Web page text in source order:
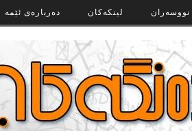
نووسەران لینکەکان دەربارەی ئێمە